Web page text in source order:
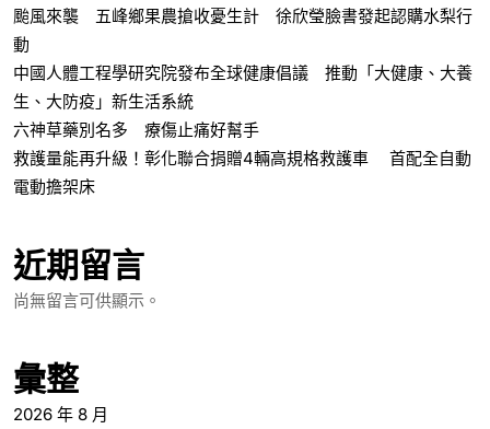
颱風來襲 五峰鄉果農搶收憂生計 徐欣瑩臉書發起認購水梨行
動
中國人體工程學研究院發布全球健康倡議 推動「大健康、大養
生、大防疫」新生活系統
六神草藥別名多 療傷止痛好幫手
救護量能再升級！彰化聯合捐贈4輛高規格救護車 首配全自動
電動擔架床
近期留言
尚無留言可供顯示。
彙整
2026 年 8 月